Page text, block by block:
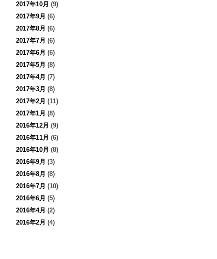
2017年10月 (9)
2017年9月 (6)
2017年8月 (6)
2017年7月 (6)
2017年6月 (6)
2017年5月 (8)
2017年4月 (7)
2017年3月 (8)
2017年2月 (11)
2017年1月 (8)
2016年12月 (9)
2016年11月 (6)
2016年10月 (8)
2016年9月 (3)
2016年8月 (8)
2016年7月 (10)
2016年6月 (5)
2016年4月 (2)
2016年2月 (4)